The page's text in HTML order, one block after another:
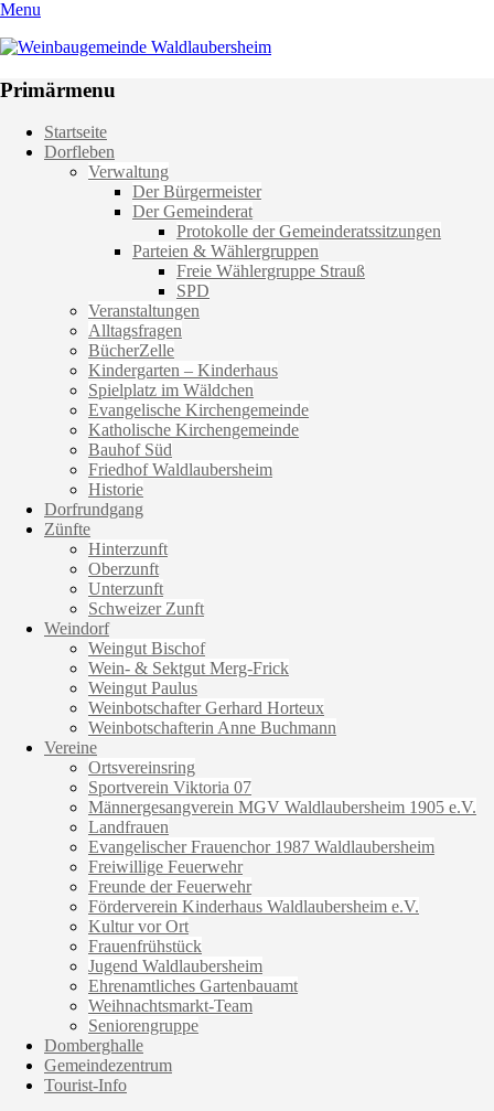
Menu
Weinbaugemeinde Waldlaubersheim
Primärmenu
Weiter
zum
Startseite
Dorfleben
Verwaltung
Der Bürgermeister
Der Gemeinderat
Protokolle der Gemeinderatssitzungen
Parteien & Wählergruppen
Freie Wählergruppe Strauß
SPD
Veranstaltungen
Alltagsfragen
BücherZelle
Kindergarten – Kinderhaus
Spielplatz im Wäldchen
Evangelische Kirchengemeinde
Katholische Kirchengemeinde
Bauhof Süd
Friedhof Waldlaubersheim
Historie
Dorfrundgang
Zünfte
Hinterzunft
Oberzunft
Unterzunft
Schweizer Zunft
Weindorf
Weingut Bischof
Wein- & Sektgut Merg-Frick
Weingut Paulus
Weinbotschafter Gerhard Horteux
Weinbotschafterin Anne Buchmann
Vereine
Ortsvereinsring
Sportverein Viktoria 07
Männergesangverein MGV Waldlaubersheim 1905 e.V.
Landfrauen
Evangelischer Frauenchor 1987 Waldlaubersheim
Freiwillige Feuerwehr
Freunde der Feuerwehr
Förderverein Kinderhaus Waldlaubersheim e.V.
Kultur vor Ort
Frauenfrühstück
Jugend Waldlaubersheim
Ehrenamtliches Gartenbauamt
Weihnachtsmarkt-Team
Seniorengruppe
Domberghalle
Gemeindezentrum
Tourist-Info